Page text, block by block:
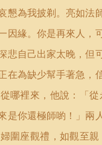
懇為我披剃。亮如
因緣。你是再來人
悲自己出家太晚，
在為缺少幫手著急
哪裡來，他說：「
是你還極師喲！」
圍座觀禮，如觀至